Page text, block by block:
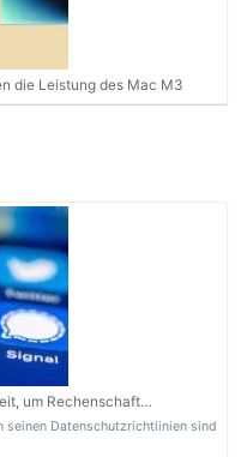
die Leistung des Mac M3
um Rechenschaft…
seinen Datenschutzrichtlinien sind